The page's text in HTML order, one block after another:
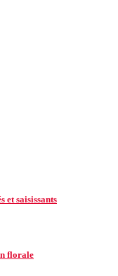
et saisissants
florale